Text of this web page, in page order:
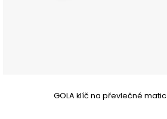
GOLA klíč na převlečné